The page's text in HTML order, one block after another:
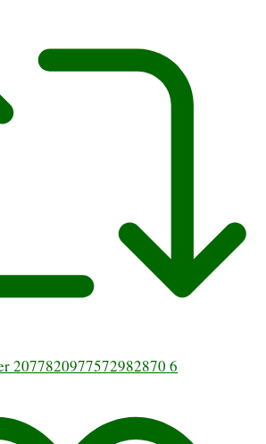
2077820977572982870 6